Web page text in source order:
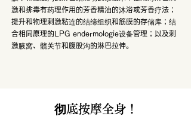
激和排毒有药理作用的芳香精油的沐浴或芳香疗法；
提升和物理刺激粘连的结缔组织和筋膜的存储库；结
合相同原理的LPG endermologie设备管理；以及刺
激腋窝、髋关节和腹股沟的淋巴拉伸。
彻底按摩全身！